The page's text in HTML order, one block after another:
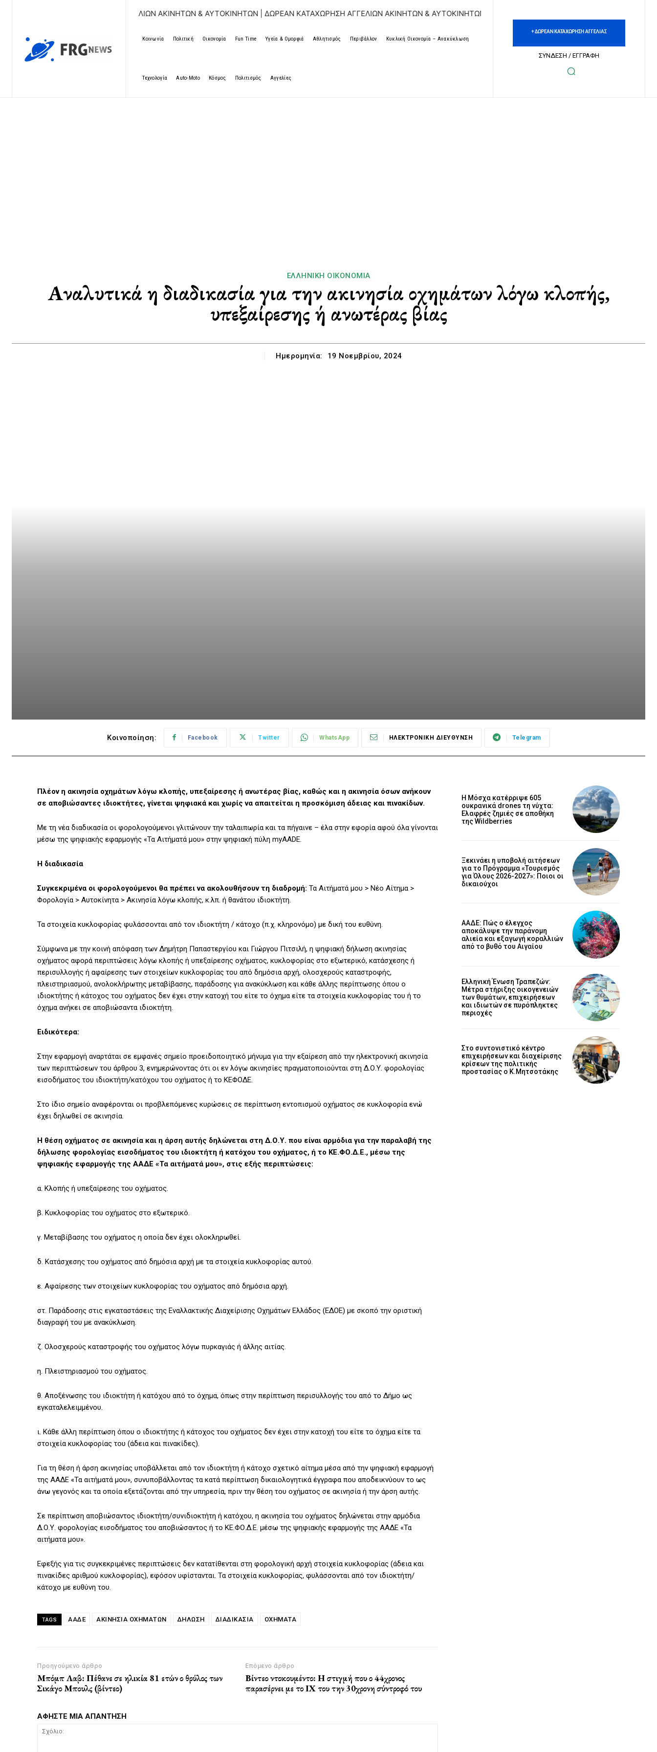
ΔΩΡΕΑΝ ΚΑΤΑΧΩΡΗΣΗ ΑΓΓΕΛΙΩΝ ΑΚΙΝΗΤΩΝ & ΑΥΤΟΚΙΝΗΤΩΝ | ΔΩΡΕΑΝ ΚΑΤΑΧΩΡΗΣΗ ΑΓΓΕΛΙΩΝ ΑΚΙΝΗΤΩΝ & ΑΥΤΟΚΙΝΗΤΩΝ | ΔΩΡΕΑΝ ΚΑΤΑΧΩΡΗΣΗ ΑΓΓΕΛΙΩΝ ΑΚΙΝΗΤΩΝ &
Κοινωνία Πολιτική Οικονομία Fun Time Υγεία & Ομορφιά Αθλητισμός Περιβάλλον Κυκλική Οικονομία – Ανακύκλωση
Τεχνολογία Auto-Moto Κόσμος Πολιτισμός Αγγελίες
+ ΔΩΡΕΑΝ ΚΑΤΑΧΩΡΗΣΗ ΑΓΓΕΛΙΑΣ
ΣΥΝΔΕΣΗ / ΕΓΓΡΑΦΗ
ΕΛΛΗΝΙΚΉ ΟΙΚΟΝΟΜΊΑ
Αναλυτικά η διαδικασία για την ακινησία οχημάτων λόγω κλοπής,
υπεξαίρεσης ή ανωτέρας βίας
Ημερομηνία: 19 Νοεμβρίου, 2024
Κοινοποίηση: Facebook Twitter WhatsApp ΗΛΕΚΤΡΟΝΙΚΗ ΔΙΕΥΘΥΝΣΗ Telegram
Πλέον η ακινησία οχημάτων λόγω κλοπής, υπεξαίρεσης ή ανωτέρας βίας, καθώς και η ακινησία όσων ανήκουν
σε αποβιώσαντες ιδιοκτήτες, γίνεται ψηφιακά και χωρίς να απαιτείται η προσκόμιση άδειας και πινακίδων.
Με τη νέα διαδικασία οι φορολογούμενοι γλιτώνουν την ταλαιπωρία και τα πήγαινε – έλα στην εφορία αφού όλα γίνονται
μέσω της ψηφιακής εφαρμογής «Τα Αιτήματά μου» στην ψηφιακή πύλη myAADE.
Η διαδικασία
Συγκεκριμένα οι φορολογούμενοι θα πρέπει να ακολουθήσουν τη διαδρομή: Τα Αιτήματά μου > Νέο Αίτημα >
Φορολογία > Αυτοκίνητα > Ακινησία λόγω κλοπής, κ.λπ. ή θανάτου ιδιοκτήτη.
Τα στοιχεία κυκλοφορίας φυλάσσονται από τον ιδιοκτήτη / κάτοχο (π.χ. κληρονόμο) με δική του ευθύνη.
Σύμφωνα με την κοινή απόφαση των Δημήτρη Παπαστεργίου και Γιώργου Πιτσιλή, η ψηφιακή δήλωση ακινησίας
οχήματος αφορά περιπτώσεις λόγω κλοπής ή υπεξαίρεσης οχήματος, κυκλοφορίας στο εξωτερικό, κατάσχεσης ή
περισυλλογής ή αφαίρεσης των στοιχείων κυκλοφορίας του από δημόσια αρχή, ολοσχερούς καταστροφής,
πλειστηριασμού, ανολοκλήρωτης μεταβίβασης, παράδοσης για ανακύκλωση και κάθε άλλης περίπτωσης όπου ο
ιδιοκτήτης ή κάτοχος του οχήματος δεν έχει στην κατοχή του είτε το όχημα είτε τα στοιχεία κυκλοφορίας του ή το
όχημα ανήκει σε αποβιώσαντα ιδιοκτήτη.
Ειδικότερα:
Στην εφαρμογή αναρτάται σε εμφανές σημείο προειδοποιητικό μήνυμα για την εξαίρεση από την ηλεκτρονική ακινησία
των περιπτώσεων του άρθρου 3, ενημερώνοντας ότι οι εν λόγω ακινησίες πραγματοποιούνται στη Δ.Ο.Υ. φορολογίας
εισοδήματος του ιδιοκτήτη/κατόχου του οχήματος ή το ΚΕΦΟΔΕ.
Στο ίδιο σημείο αναφέρονται οι προβλεπόμενες κυρώσεις σε περίπτωση εντοπισμού οχήματος σε κυκλοφορία ενώ
έχει δηλωθεί σε ακινησία.
Η θέση οχήματος σε ακινησία και η άρση αυτής δηλώνεται στη Δ.Ο.Υ. που είναι αρμόδια για την παραλαβή της
δήλωσης φορολογίας εισοδήματος του ιδιοκτήτη ή κατόχου του οχήματος, ή το ΚΕ.ΦΟ.Δ.Ε., μέσω της
ψηφιακής εφαρμογής της ΑΑΔΕ «Τα αιτήματά μου», στις εξής περιπτώσεις:
α. Κλοπής ή υπεξαίρεσης του οχήματος.
β. Κυκλοφορίας του οχήματος στο εξωτερικό.
γ. Μεταβίβασης του οχήματος η οποία δεν έχει ολοκληρωθεί.
δ. Κατάσχεσης του οχήματος από δημόσια αρχή με τα στοιχεία κυκλοφορίας αυτού.
ε. Αφαίρεσης των στοιχείων κυκλοφορίας του οχήματος από δημόσια αρχή.
στ. Παράδοσης στις εγκαταστάσεις της Εναλλακτικής Διαχείρισης Οχημάτων Ελλάδος (ΕΔΟΕ) με σκοπό την οριστική
διαγραφή του με ανακύκλωση.
ζ. Ολοσχερούς καταστροφής του οχήματος λόγω πυρκαγιάς ή άλλης αιτίας.
η. Πλειστηριασμού του οχήματος.
θ. Αποξένωσης του ιδιοκτήτη ή κατόχου από το όχημα, όπως στην περίπτωση περισυλλογής του από το Δήμο ως
εγκαταλελειμμένου.
ι. Κάθε άλλη περίπτωση όπου ο ιδιοκτήτης ή κάτοχος του οχήματος δεν έχει στην κατοχή του είτε το όχημα είτε τα
στοιχεία κυκλοφορίας του (άδεια και πινακίδες).
Για τη θέση ή άρση ακινησίας υποβάλλεται από τον ιδιοκτήτη ή κάτοχο σχετικό αίτημα μέσα από την ψηφιακή εφαρμογή
της ΑΑΔΕ «Τα αιτήματά μου», συνυποβάλλοντας τα κατά περίπτωση δικαιολογητικά έγγραφα που αποδεικνύουν το ως
άνω γεγονός και τα οποία εξετάζονται από την υπηρεσία, πριν την θέση του οχήματος σε ακινησία ή την άρση αυτής.
Σε περίπτωση αποβιώσαντος ιδιοκτήτη/συνιδιοκτήτη ή κατόχου, η ακινησία του οχήματος δηλώνεται στην αρμόδια
Δ.Ο.Υ. φορολογίας εισοδήματος του αποβιώσαντος ή το ΚΕ.ΦΟ.Δ.Ε. μέσω της ψηφιακής εφαρμογής της ΑΑΔΕ «Τα
αιτήματα μου».
Εφεξής για τις συγκεκριμένες περιπτώσεις δεν κατατίθενται στη φορολογική αρχή στοιχεία κυκλοφορίας (άδεια και
πινακίδες αριθμού κυκλοφορίας), εφόσον υφίστανται. Τα στοιχεία κυκλοφορίας, φυλάσσονται από τον ιδιοκτήτη/
κάτοχο με ευθύνη του.
TAGS ΑΑΔΕ ΑΚΙΝΗΣΊΑ ΟΧΗΜΆΤΩΝ ΔΗΛΩΣΗ ΔΙΑΔΙΚΑΣΊΑ ΟΧΉΜΑΤΑ
Προηγούμενο άρθρο
Μπόμπ Λαβ: Πέθανε σε ηλικία 81 ετών ο θρύλος των
Σικάγο Μπουλς (βίντεο)
Επόμενο άρθρο
Βίντεο ντοκουμέντο: Η στιγμή που ο 44χρονος
παρασέρνει με το ΙΧ του την 30χρονη σύντροφό του
ΑΦΗΣΤΕ ΜΙΑ ΑΠΑΝΤΗΣΗ
Η Μόσχα κατέρριψε 605
ουκρανικά drones τη νύχτα:
Ελαφρές ζημιές σε αποθήκη
της Wildberries
Ξεκινάει η υποβολή αιτήσεων
για το Πρόγραμμα «Τουρισμός
για Όλους 2026-2027»: Ποιοι οι
δικαιούχοι
ΑΑΔΕ: Πώς ο έλεγχος
αποκάλυψε την παράνομη
αλιεία και εξαγωγή κοραλλιών
από το βυθό του Αιγαίου
Ελληνική Ένωση Τραπεζών:
Μέτρα στήριξης οικογενειών
των θυμάτων, επιχειρήσεων
και ιδιωτών σε πυρόπληκτες
περιοχές
Στο συντονιστικό κέντρο
επιχειρήσεων και διαχείρισης
κρίσεων της πολιτικής
προστασίας ο Κ.Μητσοτάκης